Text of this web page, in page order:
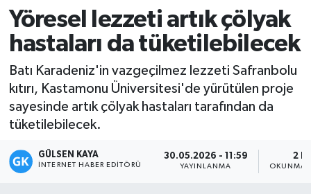
Yöresel lezzeti artık çölyak
hastaları da tüketilebilecek
Batı Karadeniz'in vazgeçilmez lezzeti Safranbolu
kıtırı, Kastamonu Üniversitesi'de yürütülen proje
sayesinde artık çölyak hastaları tarafından da
tüketilebilecek.
GÜLSEN KAYA
İNTERNET HABER EDITÖRÜ
30.05.2026 - 11:59
YAYINLANMA
2
OKUNMA
Güncel
Haberde insan
Kültür - Sanat
Magazin
Haber Arşivi